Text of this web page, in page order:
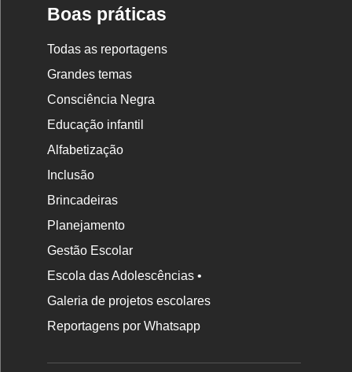
Boas práticas
Todas as reportagens
Grandes temas
Consciência Negra
Educação infantil
Alfabetização
Inclusão
Brincadeiras
Planejamento
Gestão Escolar
Escola das Adolescências •
Galeria de projetos escolares
Reportagens por Whatsapp